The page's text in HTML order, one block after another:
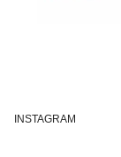
INSTAGRAM